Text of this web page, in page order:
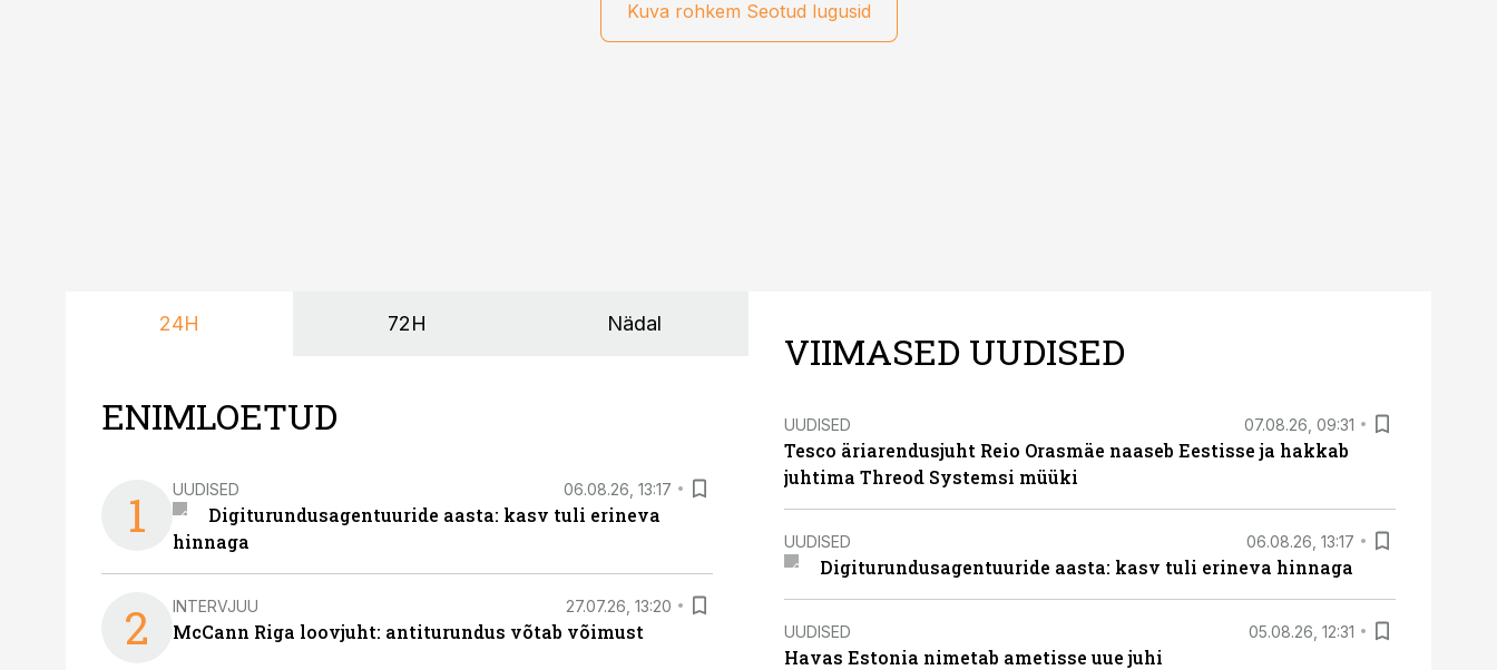
Kuva rohkem Seotud lugusid
24H 72H Nädal
ENIMLOETUD
1 UUDISED 06.08.26, 13:17
Digiturundusagentuuride aasta: kasv tuli erineva
hinnaga
2 INTERVJUU 27.07.26, 13:20
McCann Riga loovjuht: antiturundus võtab võimust
VIIMASED UUDISED
UUDISED 07.08.26, 09:31
Tesco äriarendusjuht Reio Orasmäe naaseb Eestisse ja hakkab
juhtima Threod Systemsi müüki
UUDISED 06.08.26, 13:17
Digiturundusagentuuride aasta: kasv tuli erineva hinnaga
UUDISED 05.08.26, 12:31
Havas Estonia nimetab ametisse uue juhi